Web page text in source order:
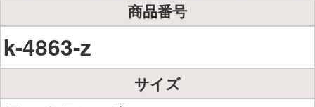
商品番号
k-4863-z
サイズ